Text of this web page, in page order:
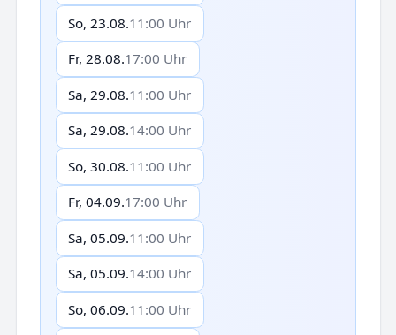
So, 23.08.11:00 Uhr
Fr, 28.08.17:00 Uhr
Sa, 29.08.11:00 Uhr
Sa, 29.08.14:00 Uhr
So, 30.08.11:00 Uhr
Fr, 04.09.17:00 Uhr
Sa, 05.09.11:00 Uhr
Sa, 05.09.14:00 Uhr
So, 06.09.11:00 Uhr